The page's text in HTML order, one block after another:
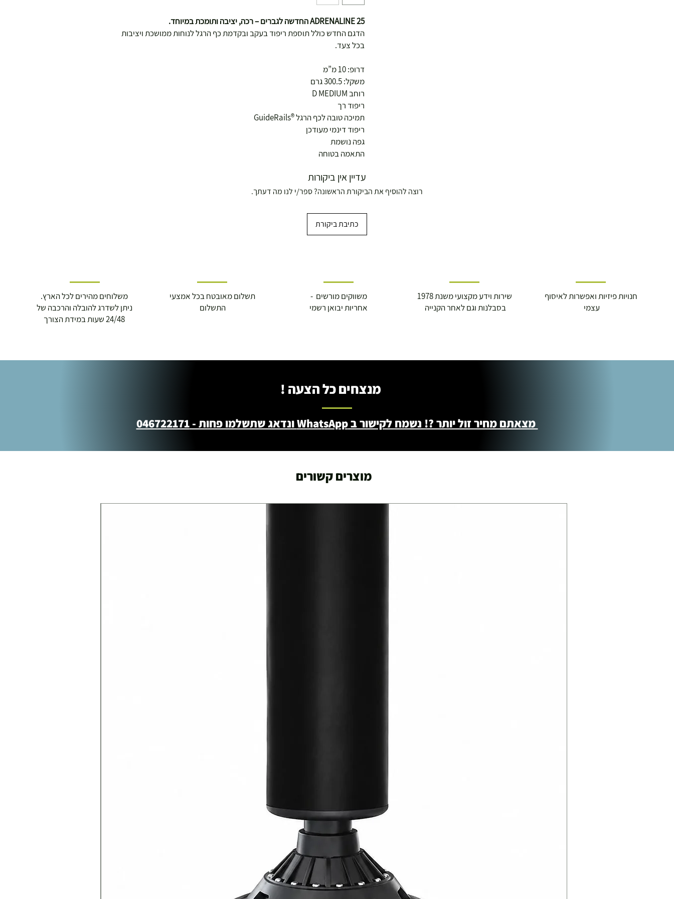
ADRENALINE 25 החדשה לגברים – רכה, יציבה ותומכת במיוחד.
הדגם החדש כולל תוספת ריפוד בעקב ובקדמת כף הרגל לנוחות ממושכת ויציבות
בכל צעד.
דרופ: 10 מ”מ
משקל: 300.5 גרם
רוחב D MEDIUM
ריפוד רך
תמיכה טובה לכף הרגל ®GuideRails
ריפוד דינמי מעודכן
גפה נושמת
התאמה בטוחה
עדיין אין ביקורות
רוצה להוסיף את הביקורת הראשונה? ספר/י לנו מה דעתך.
כתיבת ביקורת
משלוחים מהירים לכל הארץ.
ניתן לשדרג להובלה והרכבה של
24/48 שעות במידת הצורך
תשלום מאובטח בכל אמצעי
התשלום
משווקים מורשים -
אחריות יבואן רשמי
שירות וידע מקצועי משנת 1978
בסבלנות וגם לאחר הקנייה
חנויות פיזיות ואפשרות לאיסוף
עצמי
מנצחים כל הצעה !
מצאתם מחיר זול יותר ?! נשמח לקישור ב WhatsApp ונדאג שתשלמו פחות - 046722171
מוצרים קשורים